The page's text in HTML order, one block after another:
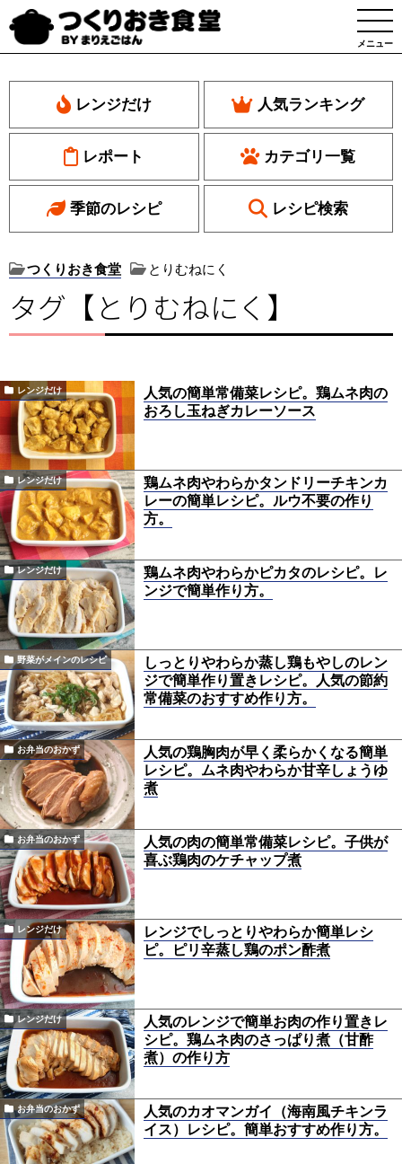
メニュー
レンジだけ 人気ランキング
レポート カテゴリ一覧
季節のレシピ レシピ検索
つくりおき食堂 とりむねにく
タグ【とりむねにく】
レンジだけ
人気の簡単常備菜レシピ。鶏ムネ肉の
おろし玉ねぎカレーソース
レンジだけ
鶏ムネ肉やわらかタンドリーチキンカ
レーの簡単レシピ。ルウ不要の作り
方。
レンジだけ
鶏ムネ肉やわらかピカタのレシピ。レ
ンジで簡単作り方。
野菜がメインのレシピ
しっとりやわらか蒸し鶏もやしのレン
ジで簡単作り置きレシピ。人気の節約
常備菜のおすすめ作り方。
お弁当のおかず
人気の鶏胸肉が早く柔らかくなる簡単
レシピ。ムネ肉やわらか甘辛しょうゆ
煮
お弁当のおかず
人気の肉の簡単常備菜レシピ。子供が
喜ぶ鶏肉のケチャップ煮
レンジだけ
レンジでしっとりやわらか簡単レシ
ピ。ピリ辛蒸し鶏のポン酢煮
レンジだけ
人気のレンジで簡単お肉の作り置きレ
シピ。鶏ムネ肉のさっぱり煮（甘酢
煮）の作り方
お弁当のおかず
人気のカオマンガイ（海南風チキンラ
イス）レシピ。簡単おすすめ作り方。